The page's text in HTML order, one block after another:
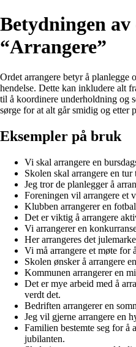
Betydningen
“Arrangere”
Ordet arrangere betyr å planlegge
hendelse. Dette kan inkludere alt
til å koordinere underholdning og
sørge for at alt går smidig og etter
Eksempler på bruk
Vi skal arrangere en
Skolen skal arrangere en tur
Jeg tror de planlegger å
Foreningen vil arrangere et
Klubben arrangerer en
Det er viktig å arrangere
Vi arrangerer en
Her arrangeres det
Vi må arrangere et møte for
Skolen ønsker å arrangere
Kommunen arrangerer en
Det er mye arbeid med å
verdt det.
Bedriften arrangerer en
Jeg vil gjerne arrangere en
Familien bestemte seg for å
jubilanten.